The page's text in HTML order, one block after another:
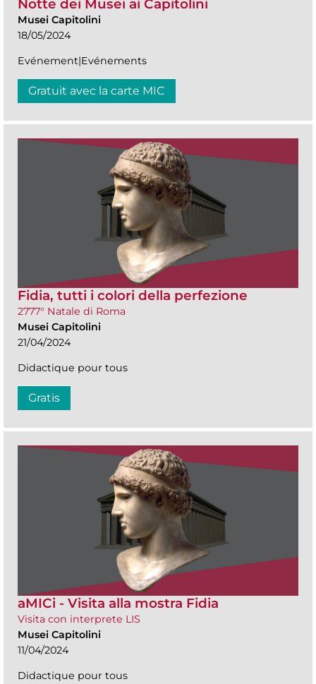
Notte dei Musei ai Capitolini
Musei Capitolini
18/05/2024
Evénement|Evénements
Gratuit avec la carte MIC
Fidia, tutti i colori della perfezione
2777° Natale di Roma
Musei Capitolini
21/04/2024
Didactique pour tous
Gratis
aMICi - Visita alla mostra Fidia
Visita con interprete LIS
Musei Capitolini
11/04/2024
Didactique pour tous